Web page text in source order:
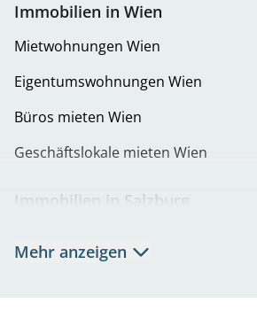
Immobilien in Wien
Mietwohnungen Wien
Eigentumswohnungen Wien
Büros mieten Wien
Geschäftslokale mieten Wien
Immobilien in Salzburg
Mehr anzeigen